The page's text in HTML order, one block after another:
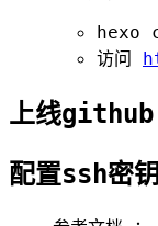
hexo
访问
上线github
配置ssh密钥